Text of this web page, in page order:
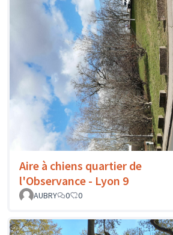
Aire à chiens quartier de
l'Observance - Lyon 9
AUBRY
0 0